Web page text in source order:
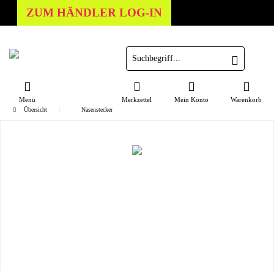
ZUM HÄNDLER LOG-IN
Menü Warenkorb
Merkzettel Mein Konto
Übersicht Nasenstecker